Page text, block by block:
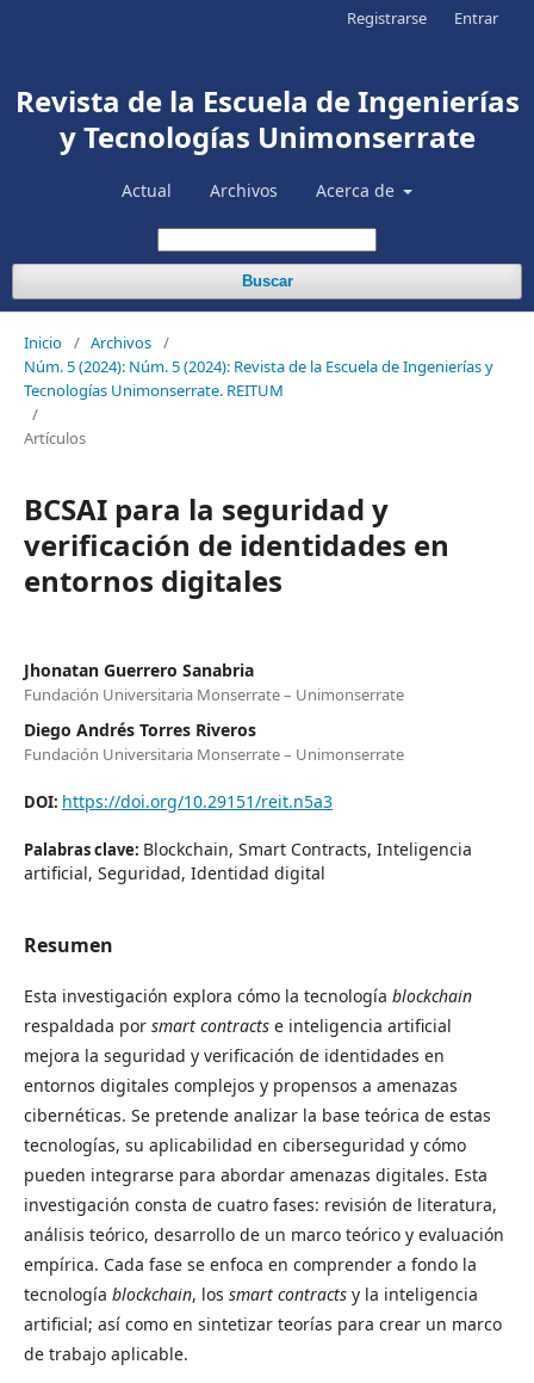
Revista de la Escuela de Ingenierías
y Tecnologías Unimonserrate
Actual Archivos Acerca de
Buscar
Registrarse Entrar
Inicio / Archivos /
Núm. 5 (2024): Núm. 5 (2024): Revista de la Escuela de Ingenierías y
Tecnologías Unimonserrate. REITUM
/
Artículos
BCSAI para la seguridad y
verificación de identidades en
entornos digitales
Jhonatan Guerrero Sanabria
Fundación Universitaria Monserrate – Unimonserrate
Diego Andrés Torres Riveros
Fundación Universitaria Monserrate – Unimonserrate
DOI: https://doi.org/10.29151/reit.n5a3
Palabras clave: Blockchain, Smart Contracts, Inteligencia
artificial, Seguridad, Identidad digital
Resumen
Esta investigación explora cómo la tecnología blockchain
respaldada por smart contracts e inteligencia artificial
mejora la seguridad y verificación de identidades en
entornos digitales complejos y propensos a amenazas
cibernéticas. Se pretende analizar la base teórica de estas
tecnologías, su aplicabilidad en ciberseguridad y cómo
pueden integrarse para abordar amenazas digitales. Esta
investigación consta de cuatro fases: revisión de literatura,
análisis teórico, desarrollo de un marco teórico y evaluación
empírica. Cada fase se enfoca en comprender a fondo la
tecnología blockchain, los smart contracts y la inteligencia
artificial; así como en sintetizar teorías para crear un marco
de trabajo aplicable.